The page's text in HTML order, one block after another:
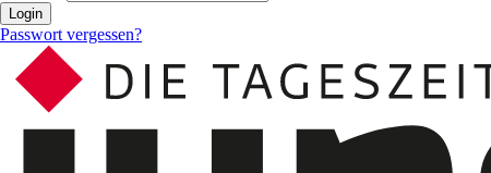
Login
Passwort vergessen?